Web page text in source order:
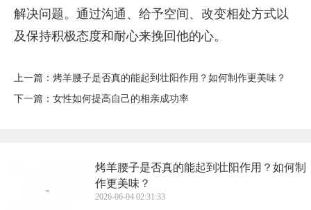
解决问题。通过沟通、给予空间、改变相处方式以
及保持积极态度和耐心来挽回他的心。
上一篇： ​烤羊腰子是否真的能起到壮阳作用？如何制作更美味？
下一篇： ​女性如何提高自己的相亲成功率
​烤羊腰子是否真的能起到壮阳作用？如何制
作更美味？
2026-06-04 02:31:33